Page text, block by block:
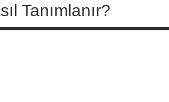
Tanımlanır?